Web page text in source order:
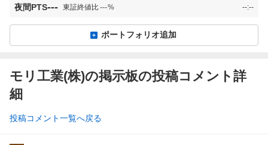
夜間PTS--- 東証終値比---% --:--
ポートフォリオ追加
モリ工業(株)の掲示板の投稿コメント詳
細
投稿コメント一覧へ戻る